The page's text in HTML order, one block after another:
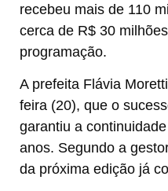
recebeu mais de 110
cerca de R$ 30
programação.
A prefeita Flávia
feira (20), que o
garantiu a
anos. Segundo a
da próxima edição já